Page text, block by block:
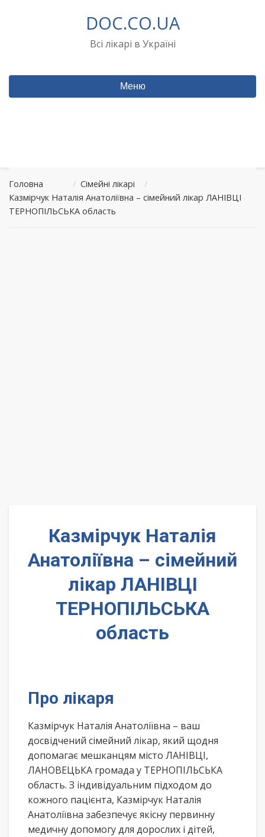
DOC.CO.UA
Всі лікарі в Україні
Меню
Головна / Сімейні лікарі
/
Казмірчук Наталія Анатоліївна – сімейний лікар ЛАНІВЦІ
ТЕРНОПІЛЬСЬКА область
Казмірчук Наталія
Анатоліївна – сімейний
лікар ЛАНІВЦІ
ТЕРНОПІЛЬСЬКА
область
Про лікаря
Казмірчук Наталія Анатоліївна – ваш
досвідчений сімейний лікар, який щодня
допомагає мешканцям місто ЛАНІВЦІ,
ЛАНОВЕЦЬКА громада у ТЕРНОПІЛЬСЬКА
область. З індивідуальним підходом до
кожного пацієнта, Казмірчук Наталія
Анатоліївна забезпечує якісну первинну
медичну допомогу для дорослих і дітей,